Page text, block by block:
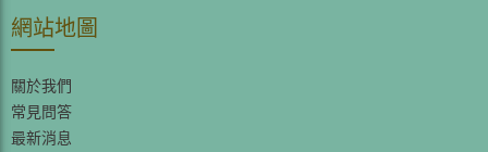
網站地圖
關於我們
常見問答
最新消息